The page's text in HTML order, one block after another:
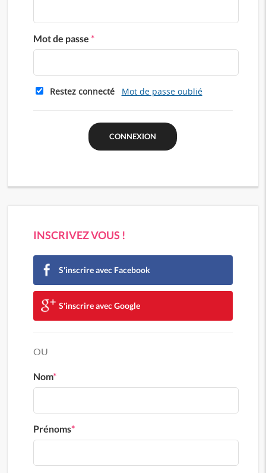
Mot de passe *
Restez connecté Mot de passe oublié
INSCRIVEZ VOUS !
S'inscrire avec Facebook
S'inscrire avec Google
OU
Nom*
Prénoms*